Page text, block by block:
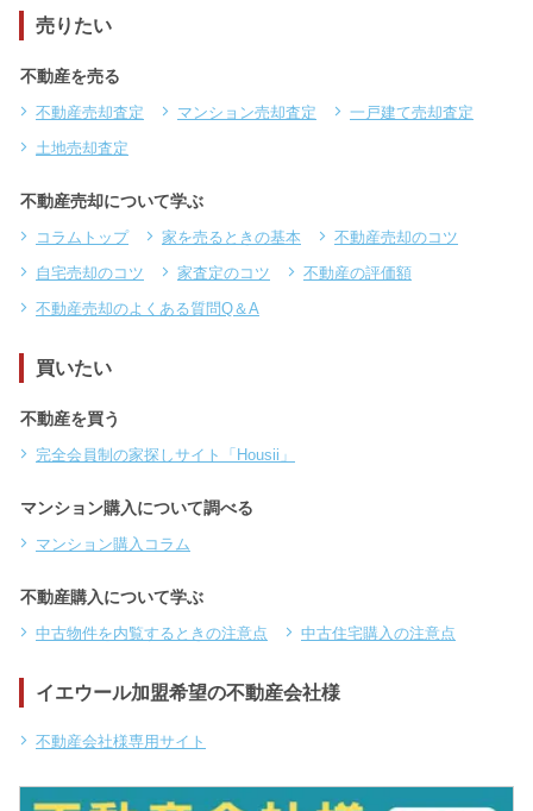
売りたい
不動産を売る
不動産売却査定 マンション売却査定
一戸建て売却査定
土地売却査定
不動産売却について学ぶ
コラムトップ 家を売るときの基本
不動産売却のコツ
自宅売却のコツ
家査定のコツ
不動産の評価額
不動産売却のよくある質問Q＆A
買いたい
不動産を買う
完全会員制の家探しサイト「Housii」
マンション購入について調べる
マンション購入コラム
不動産購入について学ぶ
中古物件を内覧するときの注意点 中古住宅購入の注意点
イエウール加盟希望の不動産会社様
不動産会社様専用サイト